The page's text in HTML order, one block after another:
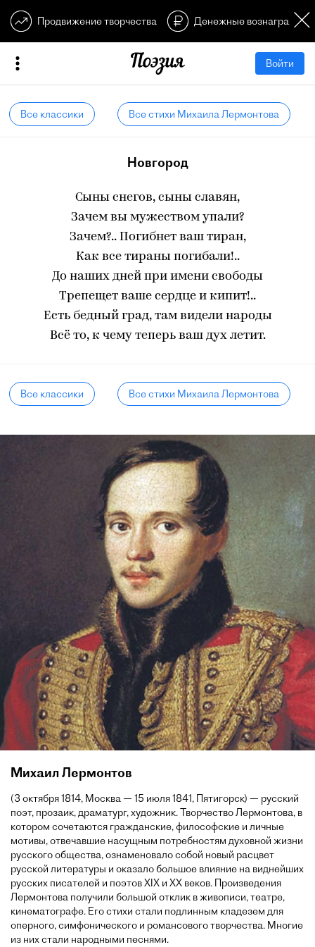
Продвижение творчества Денежные
Войти
Все классики Все стихи Михаила Лермонтова
Новгород
Сыны снегов, сыны славян,
Зачем вы мужеством упали?
Зачем?.. Погибнет ваш тиран,
Как все тираны погибали!..
До наших дней при имени свободы
Трепещет ваше сердце и кипит!..
Есть бедный град, там видели народы
Всё то, к чему теперь ваш дух летит.
Все классики Все стихи Михаила Лермонтова
Михаил Лермонтов
(3 октября 1814, Москва — 15 июля 1841, Пятигорск) — русский
поэт, прозаик, драматург, художник. Творчество Лермонтова, в
котором сочетаются гражданские, философские и личные
мотивы, отвечавшие насущным потребностям духовной жизни
русского общества, ознаменовало собой новый расцвет
русской литературы и оказало большое влияние на виднейших
русских писателей и поэтов XIX и XX веков. Произведения
Лермонтова получили большой отклик в живописи, театре,
кинематографе. Его стихи стали подлинным кладезем для
оперного, симфонического и романсового творчества. Многие
из них стали народными песнями.